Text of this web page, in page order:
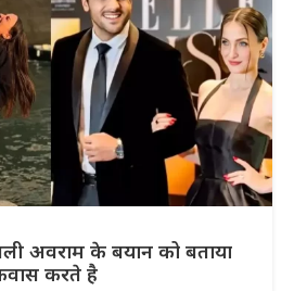
अवराम के बयान को बताया
करते है